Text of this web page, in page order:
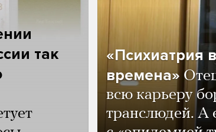
так
«Психиатрия
времена»
всю карьеру
транслюдей. А